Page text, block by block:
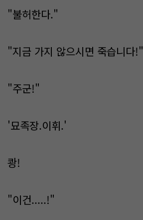
"불허한다."
"지금 가지 않으시면 죽습니다!"
"주군!"
'묘족장.이휘.'
쾅!
"이건.....!"